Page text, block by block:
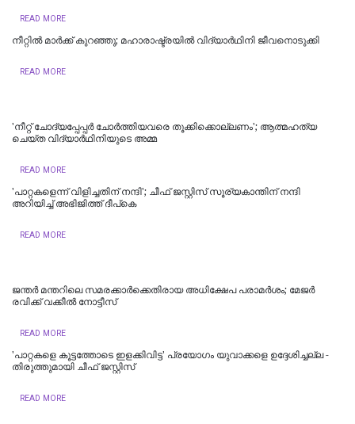
READ MORE
നീറ്റിൽ മാർക്ക് കുറഞ്ഞു; മഹാരാഷ്ട്രയിൽ വിദ്യാർഥിനി ജീവനൊടുക്കി
READ MORE
'നീറ്റ് ചോദ്യപ്പേപ്പർ ചോർത്തിയവരെ തൂക്കിക്കൊല്ലണം'; ആത്മഹത്യ
ചെയ്ത വിദ്യാർഥിനിയുടെ അമ്മ
READ MORE
'പാറ്റകളെന്ന് വിളിച്ചതിന് നന്ദി'; ചീഫ് ജസ്റ്റിസ് സൂര്യകാന്തിന് നന്ദി
അറിയിച്ച് അഭിജിത്ത് ദീപ്‌കെ
READ MORE
ജന്തർ മന്തറിലെ സമരക്കാർക്കെതിരായ അധിക്ഷേപ പരാമർശം; മേജർ
രവിക്ക് വക്കീൽ നോട്ടീസ്
READ MORE
'പാറ്റകളെ കൂട്ടത്തോടെ ഇളക്കിവിട്ട' പ്രയോഗം യുവാക്കളെ ഉദ്ദേശിച്ചല്ല -
തിരുത്തുമായി ചീഫ് ജസ്റ്റിസ്
READ MORE